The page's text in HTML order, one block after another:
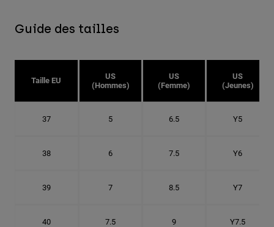
Guide des tailles
Taille EU
US
(Hommes)
US
(Femme)
US
(Jeunes)
37 5 6.5 Y5
38 6 7.5 Y6
39 7 8.5 Y7
40 7.5 9 Y7.5